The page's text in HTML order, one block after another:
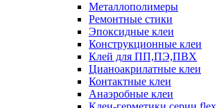
Металлополимеры
Ремонтные стики
Эпоксидные клеи
Конструкционные клеи
Клей для ПП,ПЭ,ПВХ
Цианоакрилатные клеи
Контактные клеи
Анаэробные клеи